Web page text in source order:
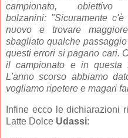
campionato,
bolzanini: "Sicuramente
nuovo e trovare
sbagliato qualche
questi errori si pagano cari.
il campionato e in questa
L'anno scorso abbiamo
vogliamo ripetere e magari
Infine ecco le dichiarazioni
Latte Dolce Udassi: